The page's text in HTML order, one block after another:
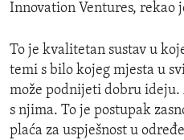
Innovation Ventures, rekao
To je kvalitetan sustav u
temi s bilo kojeg mjesta u
može podnijeti dobru
s njima. To je postupak
plaća za uspješnost u